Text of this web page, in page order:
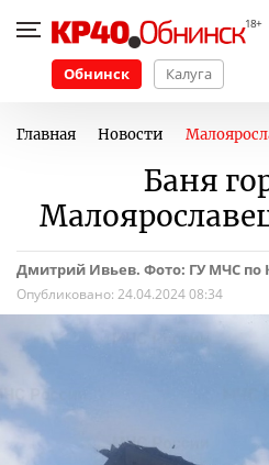
Обнинск Калуга
Главная Новости
Баня
Дмитрий Ивьев. Фото: ГУ МЧС по
Опубликовано: 24.04.2024 08:34